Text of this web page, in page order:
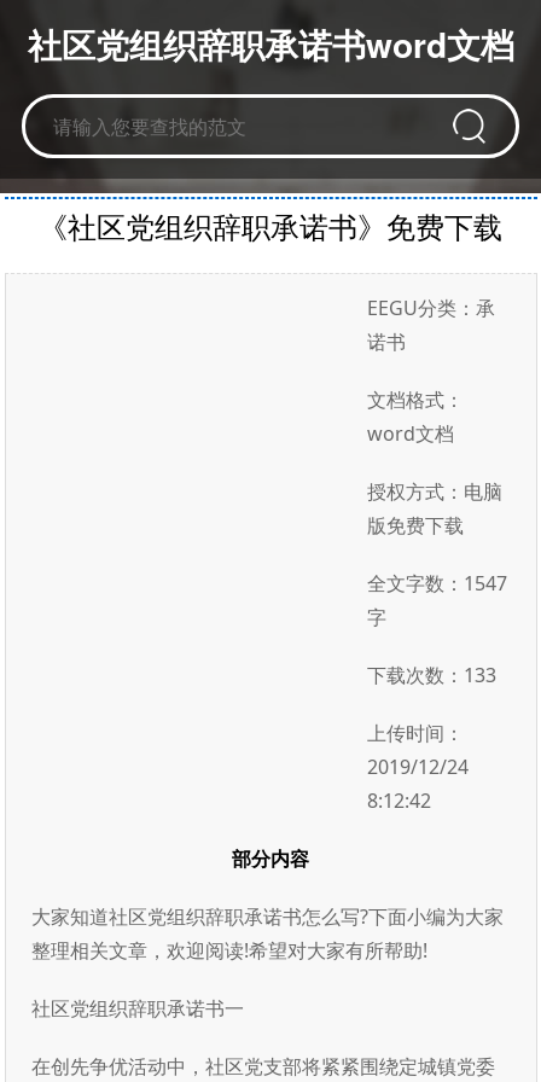
社区党组织辞职承诺书word文档
《社区党组织辞职承诺书》免费下载
EEGU分类：承
诺书
文档格式：
word文档
授权方式：电脑
版免费下载
全文字数：1547
字
下载次数：133
上传时间：
2019/12/24
8:12:42
部分内容
大家知道社区党组织辞职承诺书怎么写?下面小编为大家
整理相关文章，欢迎阅读!希望对大家有所帮助!
社区党组织辞职承诺书一
在创先争优活动中，社区党支部将紧紧围绕定城镇党委